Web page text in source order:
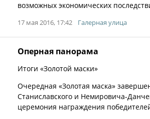
возможных экономических
17 мая 2016, 17:42 Галерная улица
Оперная панорама
Итоги «Золотой маски»
Очередная «Золотая маска»
Станиславского и Немировича-
церемония награждения